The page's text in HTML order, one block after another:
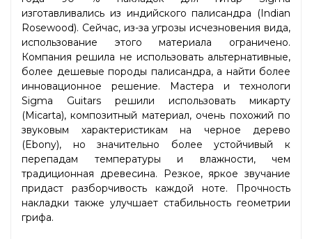
изготавливались из индийского палисандра (Indian
Rosewood). Сейчас, из-за угрозы исчезновения вида,
использование этого материала ограничено.
Компания решила не использовать альтернативные,
более дешевые породы палисандра, а найти более
инновационное решение. Мастера и технологи
Sigma Guitars решили использовать микарту
(Micarta), композитный материал, очень похожий по
звуковым характеристикам на черное дерево
(Ebony), но значительно более устойчивый к
перепадам температуры и влажности, чем
традиционная древесина. Резкое, яркое звучание
придаст разборчивость каждой ноте. Прочность
накладки также улучшает стабильность геометрии
грифа.